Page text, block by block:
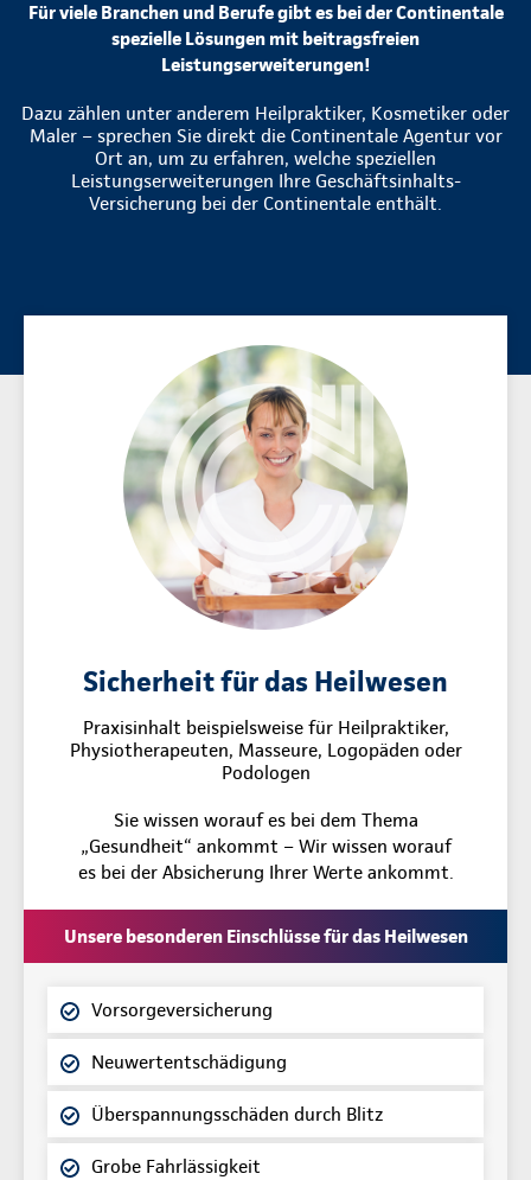
Für viele Branchen und Berufe gibt es bei der Continentale
spezielle Lösungen mit beitragsfreien
Leistungserweiterungen!
Dazu zählen unter anderem Heilpraktiker, Kosmetiker oder
Maler – sprechen Sie direkt die Continentale Agentur vor
Ort an, um zu erfahren, welche speziellen
Leistungserweiterungen Ihre Geschäftsinhalts-
Versicherung bei der Continentale enthält.
Sicherheit für das Heilwesen
Praxisinhalt beispielsweise für Heilpraktiker,
Physiotherapeuten, Masseure, Logopäden oder
Podologen
Sie wissen worauf es bei dem Thema
„Gesundheit“ ankommt – Wir wissen worauf
es bei der Absicherung Ihrer Werte ankommt.
Unsere besonderen Einschlüsse für das Heilwesen
Vorsorgeversicherung
Neuwertentschädigung
Überspannungsschäden durch Blitz
Grobe Fahrlässigkeit